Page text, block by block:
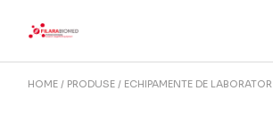
HOME PRODUSE ECHIPAMENTE DE LABORATOR